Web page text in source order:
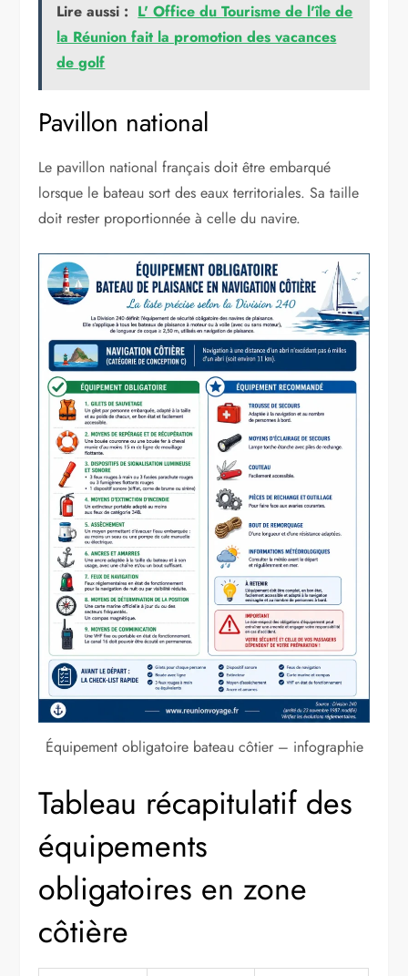
Lire aussi : L' Office du Tourisme de l'île de
la Réunion fait la promotion des vacances
de golf
Pavillon national
Le pavillon national français doit être embarqué
lorsque le bateau sort des eaux territoriales. Sa taille
doit rester proportionnée à celle du navire.
Équipement obligatoire bateau côtier – infographie
Tableau récapitulatif des
équipements
obligatoires en zone
côtière